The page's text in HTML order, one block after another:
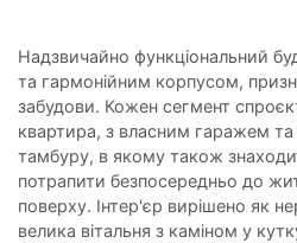
Надзвичайно функціональний
та гармонійним корпусом,
забудови. Кожен сегмент
квартира, з власним гаражем
тамбуру, в якому також
потрапити безпосередньо до
поверху. Інтер'єр вирішено як
велика вітальня з каміном у